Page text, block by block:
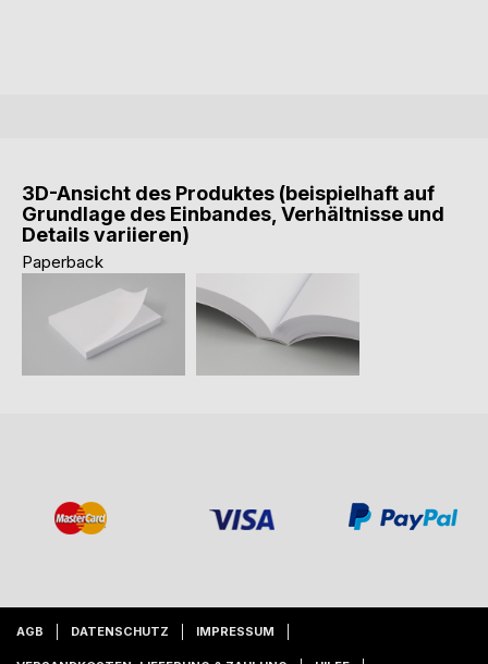
3D-Ansicht des Produktes (beispielhaft auf
Grundlage des Einbandes, Verhältnisse und
Details variieren)
Paperback
AGB DATENSCHUTZ IMPRESSUM